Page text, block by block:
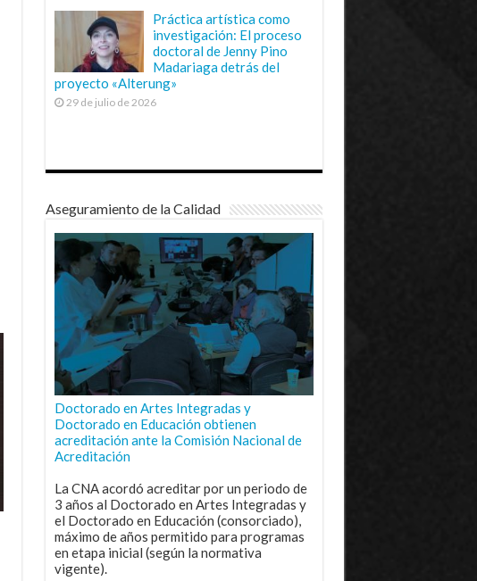
Práctica artística como
investigación: El proceso
doctoral de Jenny Pino
Madariaga detrás del
proyecto «Alterung»
29 de julio de 2026
Aseguramiento de la Calidad
Doctorado en Artes Integradas y
Doctorado en Educación obtienen
acreditación ante la Comisión Nacional de
Acreditación
La CNA acordó acreditar por un periodo de
3 años al Doctorado en Artes Integradas y
el Doctorado en Educación (consorciado),
máximo de años permitido para programas
en etapa inicial (según la normativa
vigente).